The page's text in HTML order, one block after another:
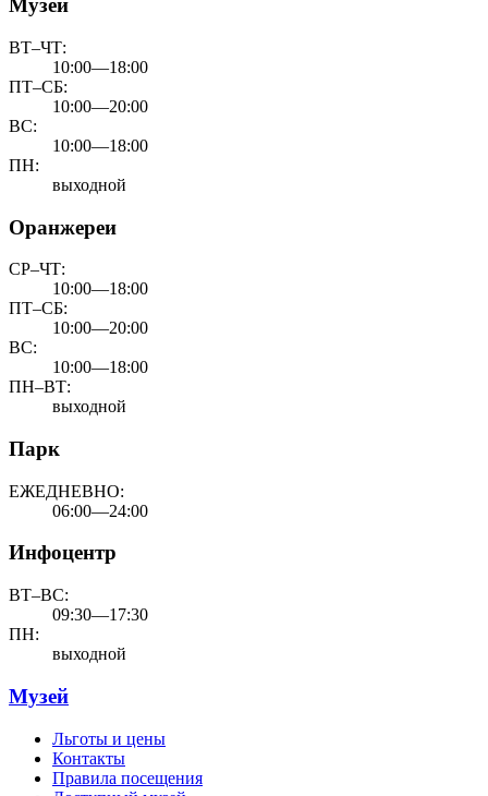
Музей
ВТ–ЧТ:
10:00—18:00
ПТ–СБ:
10:00—20:00
ВС:
10:00—18:00
ПН:
выходной
Оранжереи
СР–ЧТ:
10:00—18:00
ПТ–СБ:
10:00—20:00
ВС:
10:00—18:00
ПН–ВТ:
выходной
Парк
ЕЖЕДНЕВНО:
06:00—24:00
Инфоцентр
ВТ–ВС:
09:30—17:30
ПН:
выходной
Музей
Льготы и цены
Контакты
Правила посещения